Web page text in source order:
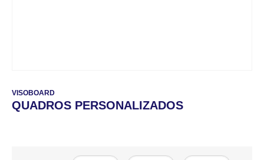
VISOBOARD
QUADROS PERSONALIZADOS